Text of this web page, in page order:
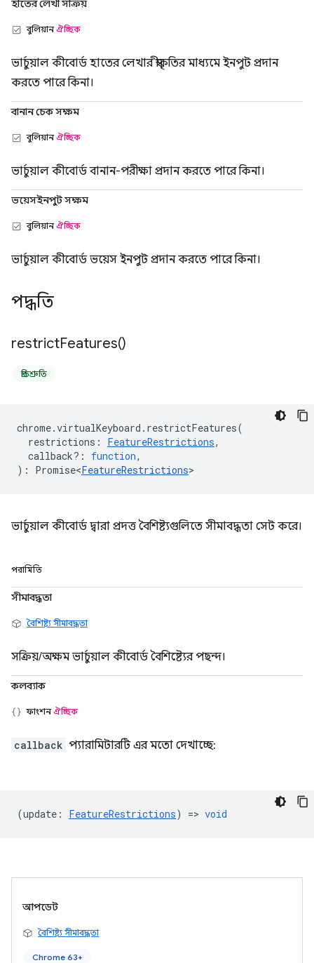
হাতের লেখা সক্রিয়
বুলিয়ানঐচ্ছিক
ভার্চুয়াল কীবোর্ড হাতের লেখার স্বীকৃতির মাধ্যমে ইনপুট প্রদান
করতে পারে কিনা।
বানান চেক সক্ষম
বুলিয়ানঐচ্ছিক
ভার্চুয়াল কীবোর্ড বানান-পরীক্ষা প্রদান করতে পারে কিনা।
ভয়েসইনপুট সক্ষম
বুলিয়ানঐচ্ছিক
ভার্চুয়াল কীবোর্ড ভয়েস ইনপুট প্রদান করতে পারে কিনা।
পদ্ধতি
restrictFeatures()
প্রতিশ্রুতি
chrome.virtualKeyboard . restrictFeatures(
restrictions : FeatureRestrictions,
callback? : function,
) : Promise<FeatureRestrictions>
ভার্চুয়াল কীবোর্ড দ্বারা প্রদত্ত বৈশিষ্ট্যগুলিতে সীমাবদ্ধতা সেট করে।
পরামিতি
সীমাবদ্ধতা
বৈশিষ্ট্য সীমাবদ্ধতা
সক্রিয়/অক্ষম ভার্চুয়াল কীবোর্ড বৈশিষ্ট্যের পছন্দ।
কলব্যাক
ফাংশনঐচ্ছিক
callback প্যারামিটারটি এর মতো দেখাচ্ছে:
(update : FeatureRestrictions) => void
আপডেট
বৈশিষ্ট্য সীমাবদ্ধতা
Chrome 63+